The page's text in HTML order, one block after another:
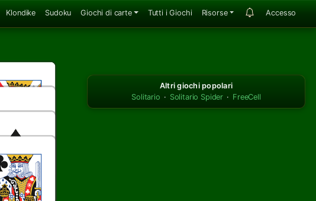
Klondike Sudoku Giochi di carte Tutti i Giochi Risorse Accesso
Altri giochi popolari
Solitario · Solitario Spider · FreeCell